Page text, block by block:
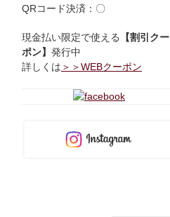
QRコード決済：〇
現金払い限定で使える
【割引クー
ポン】 発行中
詳しくは ＞＞WEBクーポン